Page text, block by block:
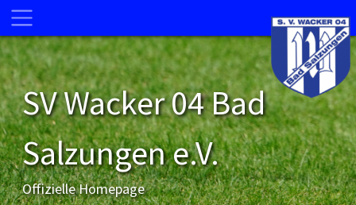
SV Wacker 04 Bad
Salzungen e.V.
Offizielle Homepage